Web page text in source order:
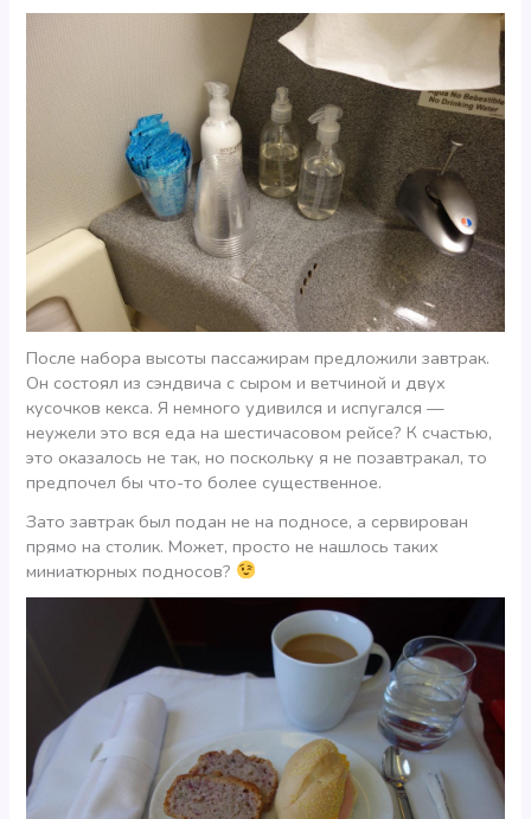
После набора высоты пассажирам предложили завтрак.
Он состоял из сэндвича с сыром и ветчиной и двух
кусочков кекса. Я немного удивился и испугался —
неужели это вся еда на шестичасовом рейсе? К счастью,
это оказалось не так, но поскольку я не позавтракал, то
предпочел бы что-то более существенное.
Зато завтрак был подан не на подносе, а сервирован
прямо на столик. Может, просто не нашлось таких
миниатюрных подносов?